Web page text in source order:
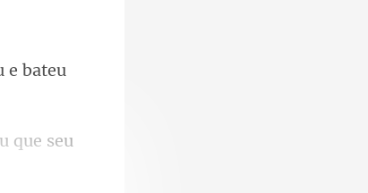
e bateu
ue seu